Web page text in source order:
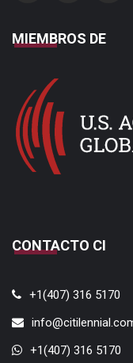
MIEMBROS DE
CONTACTO CI
+1(407) 316 5170
+1(407) 316 5170